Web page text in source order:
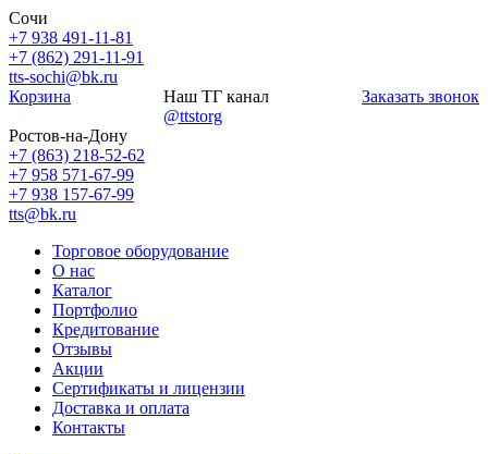
Сочи
+7 938 491-11-81
+7 (862) 291-11-91
tts-sochi@bk.ru
Корзина
Наш ТГ канал
@ttstorg
Заказать звонок
Ростов-на-Дону
+7 (863) 218-52-62
+7 958 571-67-99
+7 938 157-67-99
tts@bk.ru
Торговое оборудование
О нас
Каталог
Портфолио
Кредитование
Отзывы
Акции
Сертификаты и лицензии
Доставка и оплата
Контакты